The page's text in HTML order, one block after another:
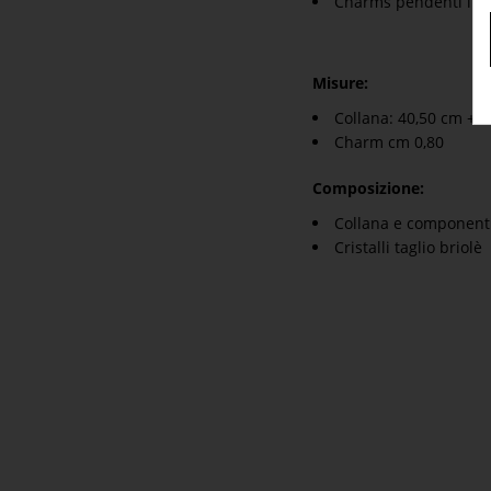
Misure:
Collana: 40,50 cm +
Charm cm 0,80
Composizione:
Collana e
Cristalli taglio briolè